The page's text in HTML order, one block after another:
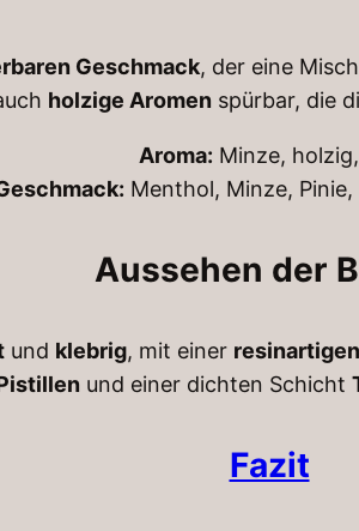
Geschmack, der eine
holzige Aromen spürbar, die
Aroma: Minze,
Menthol, Minze,
Aussehen der
und klebrig, mit einer
und einer dichten Schicht
Fazit